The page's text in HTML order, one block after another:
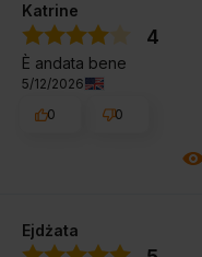
Katrine
4
È andata bene
5/12/2026
0
0
Ejdżata